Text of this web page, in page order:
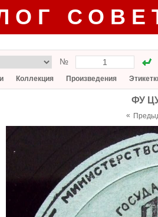
№
Коллекция Произведения
ФУ
«